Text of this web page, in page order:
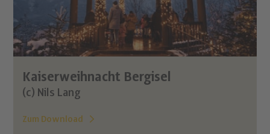
Kaiserweihnacht Bergisel
(c) Nils Lang
Zum Download